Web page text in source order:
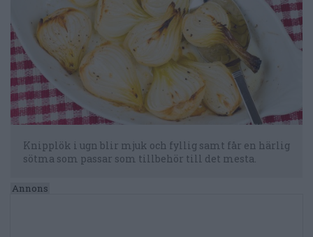
Knipplök i ugn blir mjuk och fyllig samt får en härlig
sötma som passar som tillbehör till det mesta.